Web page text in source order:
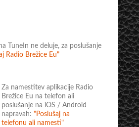
TuneIn ne deluje, za poslušanje
Radio Brežice Eu"
Za namestitev aplikacije Radio
Brežice Eu na telefon ali
poslušanje na iOS / Android
napravah: "Poslušaj na
telefonu ali namesti"